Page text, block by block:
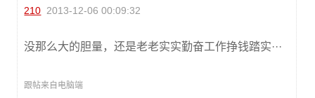
210 2013-12-06 00:09:32
没那么大的胆量，还是老老实实勤奋工作挣钱踏实···
跟帖来自电脑端